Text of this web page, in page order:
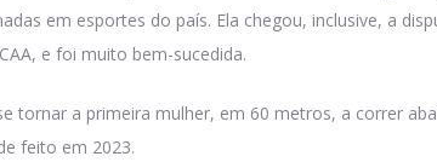
em esportes do país. Ela chegou, inclusive, a
e foi muito bem-sucedida.
tornar a primeira mulher, em 60 metros, a correr
feito em 2023.